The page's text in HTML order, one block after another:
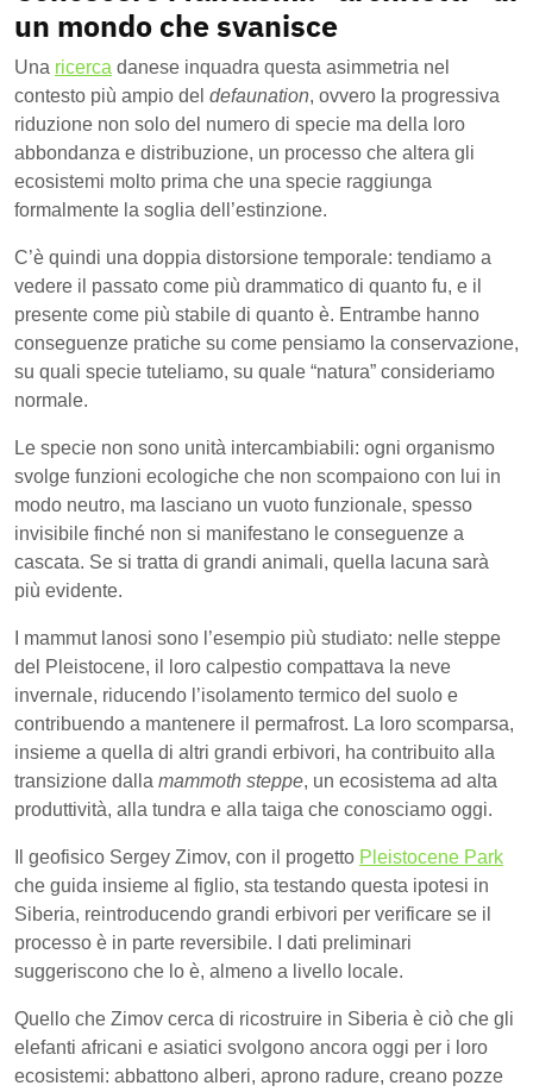
un mondo che svanisce
Una ricerca danese inquadra questa asimmetria nel
contesto più ampio del defaunation, ovvero la progressiva
riduzione non solo del numero di specie ma della loro
abbondanza e distribuzione, un processo che altera gli
ecosistemi molto prima che una specie raggiunga
formalmente la soglia dell’estinzione.
C’è quindi una doppia distorsione temporale: tendiamo a
vedere il passato come più drammatico di quanto fu, e il
presente come più stabile di quanto è. Entrambe hanno
conseguenze pratiche su come pensiamo la conservazione,
su quali specie tuteliamo, su quale “natura” consideriamo
normale.
Le specie non sono unità intercambiabili: ogni organismo
svolge funzioni ecologiche che non scompaiono con lui in
modo neutro, ma lasciano un vuoto funzionale, spesso
invisibile finché non si manifestano le conseguenze a
cascata. Se si tratta di grandi animali, quella lacuna sarà
più evidente.
I mammut lanosi sono l’esempio più studiato: nelle steppe
del Pleistocene, il loro calpestio compattava la neve
invernale, riducendo l’isolamento termico del suolo e
contribuendo a mantenere il permafrost. La loro scomparsa,
insieme a quella di altri grandi erbivori, ha contribuito alla
transizione dalla mammoth steppe, un ecosistema ad alta
produttività, alla tundra e alla taiga che conosciamo oggi.
Il geofisico Sergey Zimov, con il progetto Pleistocene Park
che guida insieme al figlio, sta testando questa ipotesi in
Siberia, reintroducendo grandi erbivori per verificare se il
processo è in parte reversibile. I dati preliminari
suggeriscono che lo è, almeno a livello locale.
Quello che Zimov cerca di ricostruire in Siberia è ciò che gli
elefanti africani e asiatici svolgono ancora oggi per i loro
ecosistemi: abbattono alberi, aprono radure, creano pozze